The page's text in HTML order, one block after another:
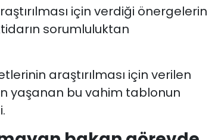
için verdiği önergelerin
sorumluluktan
araştırılması için verilen
yaşanan bu vahim tablonun